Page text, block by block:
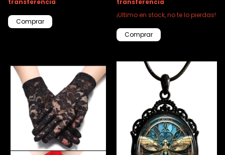
¡Ultimo en stock, no te lo pierdas!
Comprar